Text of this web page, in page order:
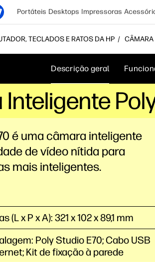
Portáteis Desktops Impressoras
TECLADOS E RATOS DA HP CÂMARA
Descrição geral
é uma câmara inteligente
de vídeo nítida para
mais inteligentes.
(L x P x A): 321 x 102 x 89,1 mm
Poly Studio E70; Cabo USB
Kit de fixação à parede